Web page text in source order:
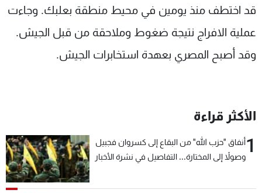
قد اختطف منذ يومين في محيط منطقة بعلبك. وجاءت
عملية الافراج نتيجة ضغوط وملاحقة من قبل الجيش.
وقد أصبح المصري بعهدة استخابرات الجيش.
الأكثر قراءة
1أنفاق "حزب الله" من البقاع إلى كسروان فجبيل
وصولاً إلى المختارة... التفاصيل في نشرة الأخبار
الإنـتـاج
تواصل معنا
شروط الإسـتخدام
سياسة الخصوصية